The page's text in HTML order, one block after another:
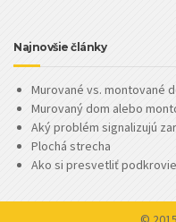
Najnovšie články
Murované vs. montované
Murovaný dom alebo
Aký problém signalizujú
Plochá strecha
Ako si presvetliť podkrovie